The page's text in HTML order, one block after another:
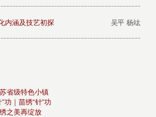
内涵及技艺初探 吴平 杨竑
省级特色小镇
功｜苗绣“针”功
之美再绽放